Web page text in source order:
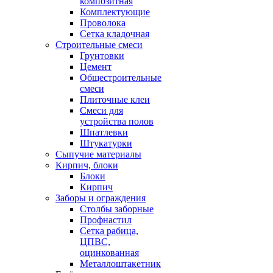
Комплектующие
Проволока
Сетка кладочная
Строительные смеси
Грунтовки
Цемент
Общестроительные
смеси
Плиточные клеи
Смеси для
устройства полов
Шпатлевки
Штукатурки
Сыпучие материалы
Кирпич, блоки
Блоки
Кирпич
Заборы и ограждения
Столбы заборные
Профнастил
Сетка рабица,
ЦПВС,
оцинкованная
Металлоштакетник